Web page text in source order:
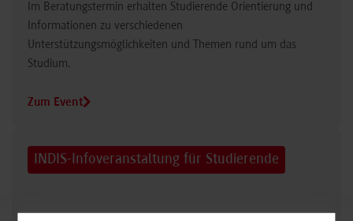
Im Beratungstermin erhalten Studierende Orientierung und
Informationen zu verschiedenen
Unterstützungsmöglichkeiten und Themen rund um das
Studium.
Zum Event
INDIS-Infoveranstaltung für Studierende